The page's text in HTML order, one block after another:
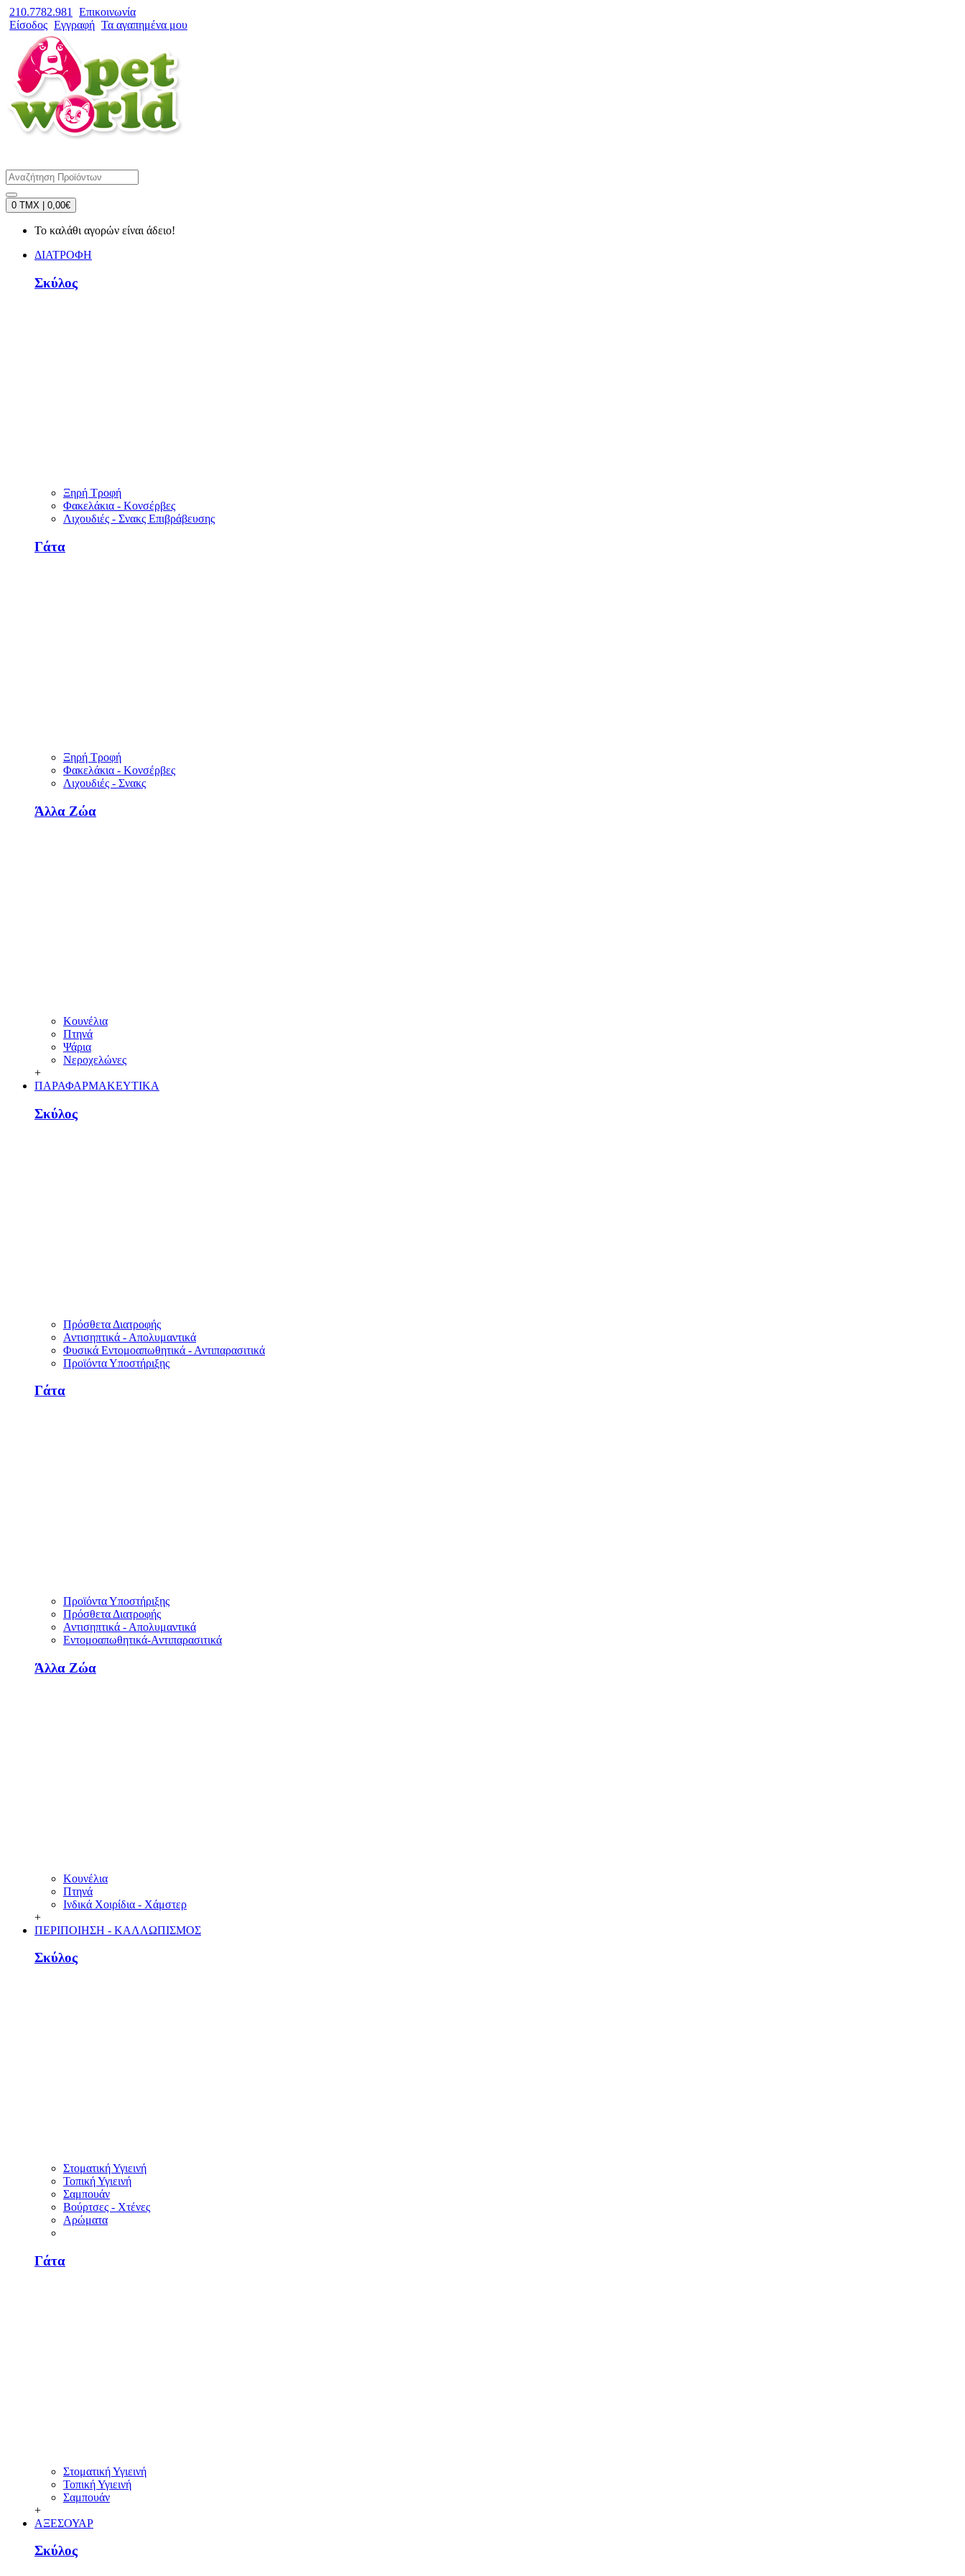
210.7782.981
Επικοινωνία
Είσοδος Εγγραφή Τα αγαπημένα μου
0 TMX | 0,00€
Το καλάθι αγορών είναι άδειο!
ΔΙΑΤΡΟΦΗ
Σκύλος
Ξηρή Τροφή
Φακελάκια - Κονσέρβες
Λιχουδιές - Σνακς Επιβράβευσης
Γάτα
Ξηρή Τροφή
Φακελάκια - Κονσέρβες
Λιχουδιές - Σνακς
Άλλα Ζώα
Κουνέλια
Πτηνά
Ψάρια
Νεροχελώνες
+
ΠΑΡΑΦΑΡΜΑΚΕΥΤΙΚΑ
Σκύλος
Πρόσθετα Διατροφής
Αντισηπτικά - Απολυμαντικά
Φυσικά Εντομοαπωθητικά - Αντιπαρασιτικά
Προϊόντα Υποστήριξης
Γάτα
Προϊόντα Υποστήριξης
Πρόσθετα Διατροφής
Αντισηπτικά - Απολυμαντικά
Εντομοαπωθητικά-Αντιπαρασιτικά
Άλλα Ζώα
Κουνέλια
Πτηνά
Ινδικά Χοιρίδια - Χάμστερ
+
ΠΕΡΙΠΟΙΗΣΗ - ΚΑΛΛΩΠΙΣΜΟΣ
Σκύλος
Στοματική Υγιεινή
Τοπική Υγιεινή
Σαμπουάν
Βούρτσες - Χτένες
Αρώματα
Γάτα
Στοματική Υγιεινή
Τοπική Υγιεινή
Σαμπουάν
+
ΑΞΕΣΟΥΑΡ
Σκύλος